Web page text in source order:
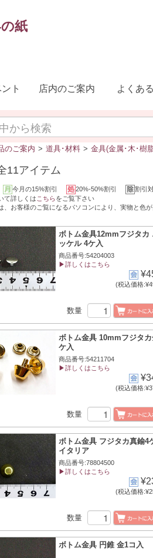
紙
ト 店内のご案内 よくあ
のご案内 > 道具･材料 > 金具(金属･木･樹
11アイテム
今月の15%割引 20%-50%割引
割引
て詳しくは こちらをご覧下さい
お客様のご覧になるパソコンにより、実物と色
ボトム金具12mmフジタカ
ッケル 4ケ入
商品番号:54204003
▶詳しくはこちら
(税込価格
数量
ボトム金具 10mmフジタ
ケ入
商品番号:54211704
▶詳しくはこちら
(税込価格
数量
ボトム金具 フジタカ真鍮4
イタリア
商品番号:78804500
▶詳しくはこちら
(税込価格
数量
ボトム金具 円錐 金1コ入